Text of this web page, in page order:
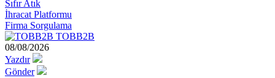
Sıfır Atık
İhracat Platformu
Firma Sorgulama
TOBB2B
08/08/2026
Yazdır
Gönder